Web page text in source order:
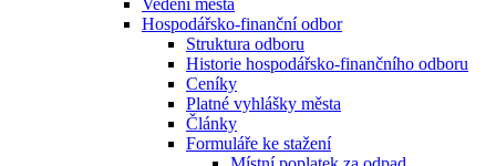
Vedení města
Hospodářsko-finanční odbor
Struktura odboru
Historie hospodářsko-finančního odboru
Ceníky
Platné vyhlášky města
Články
Formuláře ke stažení